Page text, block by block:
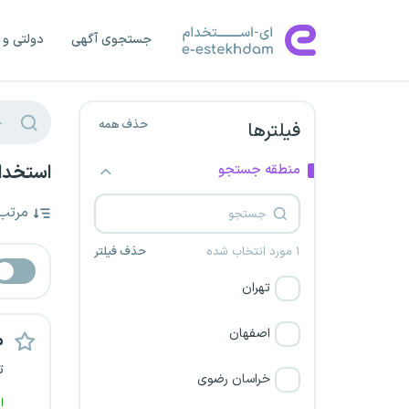
جستجوی آگهی دولتی
فیلترها حذف همه
منطقه جستجو
۱ مورد انتخاب شده حذف فیلتر
تهران
اصفهان
خراسان رضوی